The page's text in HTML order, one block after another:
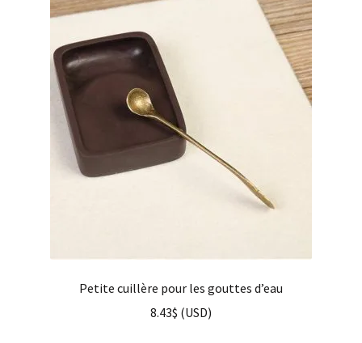
Petite cuillère pour les gouttes d’eau
8.43$ (USD)